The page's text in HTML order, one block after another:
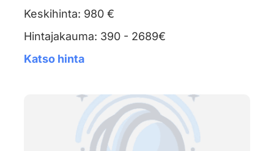
Keskihinta: 980 €
Hintajakauma: 390 - 2689€
Katso hinta